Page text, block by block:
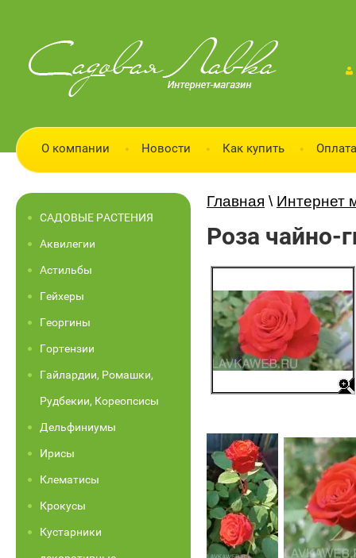
О компании Новости Как купить
Главная \ Интернет
Роза чайно-
САДОВЫЕ РАСТЕНИЯ
Аквилегии
Астильбы
Гейхеры
Георгины
Гортензии
Гайлардии, Ромашки,
Рудбекии, Кореопсисы
Дельфиниумы
Ирисы
Клематисы
Крокусы
Кустарники